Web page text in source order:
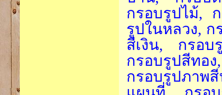
กรอบรูปไม้,
รูปในหลวง,
สีเงิน, กรอบ
กรอบรูปสีทอ
กรอบรูปภาพ